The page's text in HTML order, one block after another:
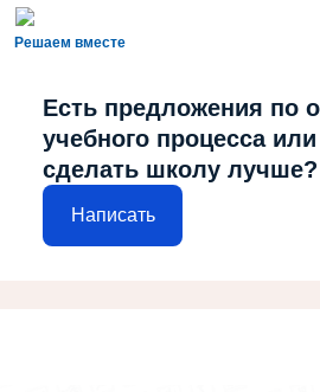
Решаем вместе
Есть предложения по
учебного процесса или
сделать школу лучше?
Написать